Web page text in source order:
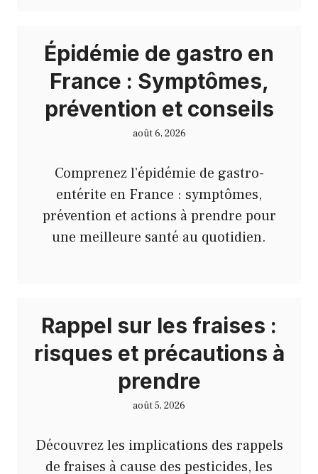
Épidémie de gastro en
France : Symptômes,
prévention et conseils
août 6, 2026
Comprenez l’épidémie de gastro-
entérite en France : symptômes,
prévention et actions à prendre pour
une meilleure santé au quotidien.
Rappel sur les fraises :
risques et précautions à
prendre
août 5, 2026
Découvrez les implications des rappels
de fraises à cause des pesticides, les